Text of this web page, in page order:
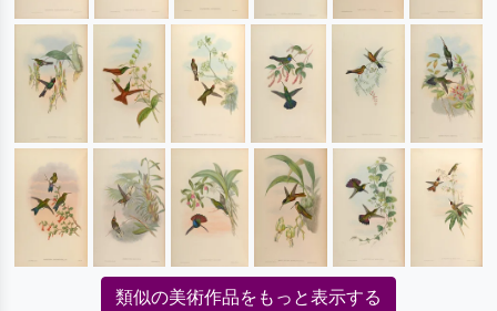
類似の美術作品をもっと表示する